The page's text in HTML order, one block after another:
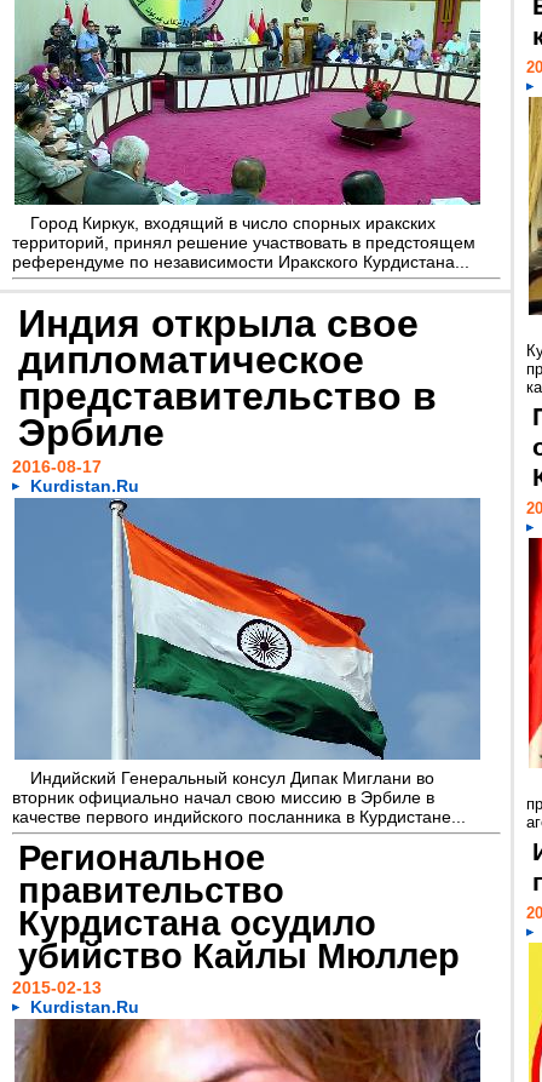
Город Киркук, входящий в число спорных иракских
территорий, принял решение участвовать в предстоящем
референдуме по независимости Иракского Курдистана...
Индия открыла свое
дипломатическое
представительство в
Эрбиле
2016-08-17
Kurdistan.Ru
Индийский Генеральный консул Дипак Миглани во
вторник официально начал свою миссию в Эрбиле в
качестве первого индийского посланника в Курдистане...
Региональное
правительство
Курдистана осудило
убийство Кайлы Мюллер
2015-02-13
Kurdistan.Ru